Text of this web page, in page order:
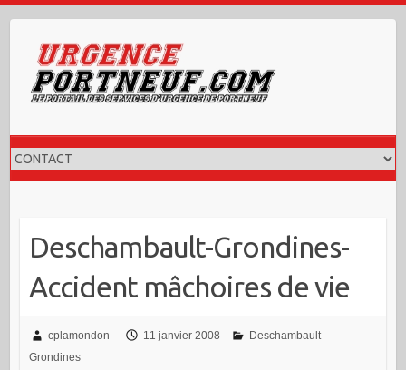
content
Deschambault-Grondines-
Accident mâchoires de vie
cplamondon 11 janvier 2008
Deschambault-
Grondines